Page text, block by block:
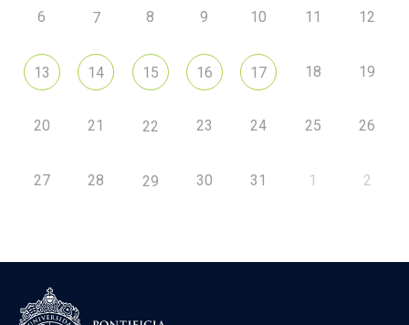
6 7 8 9 10 11 12
13 14 15 16 17 18 19
20 21 22 23 24 25 26
27 28 29 30 31 1 2